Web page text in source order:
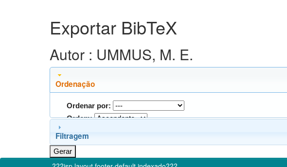
Exportar BibTeX
Autor : UMMUS, M. E.
Ordenação
Ordenar por:
Ordem:
Filtragem